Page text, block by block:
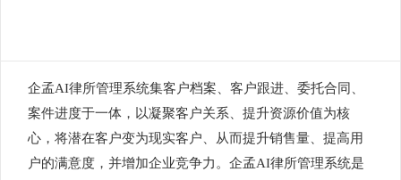
企孟AI律所管理系统集客户档案、客户跟进、委托合同、
案件进度于一体，以凝聚客户关系、提升资源价值为核
心，将潜在客户变为现实客户、从而提升销售量、提高用
户的满意度，并增加企业竞争力。企孟AI律所管理系统是